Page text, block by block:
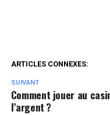
ARTICLES CONNEXES:
SUIVANT
Comment jouer au
l’argent ?